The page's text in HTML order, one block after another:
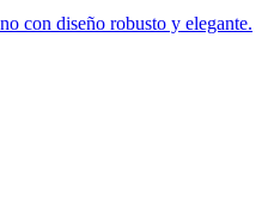
con diseño robusto y elegante.